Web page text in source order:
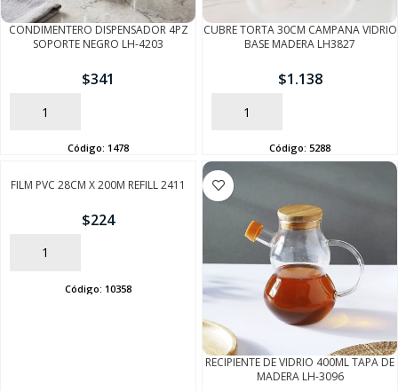
CONDIMENTERO DISPENSADOR 4PZ
SOPORTE NEGRO LH-4203
$341
AÑADIR
Código: 1478
CUBRE TORTA 30CM CAMPANA VIDRIO
BASE MADERA LH3827
$1.138
AÑADIR
Código: 5288
FILM PVC 28CM X 200M REFILL 2411
$224
AÑADIR
Código: 10358
RECIPIENTE DE VIDRIO 400ML TAPA DE
MADERA LH-3096